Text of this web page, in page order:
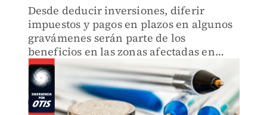
Desde deducir inversiones, diferir
impuestos y pagos en plazos en algunos
gravámenes serán parte de los
beneficios en las zonas afectadas en
Guerrero. AQUÍ te decimos lo que
sabemos.